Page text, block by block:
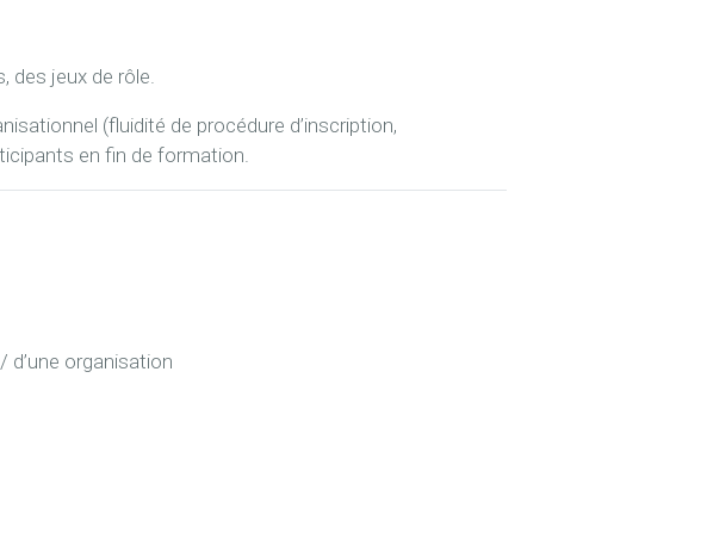
des jeux de rôle.
(fluidité de procédure d’inscription,
en fin de formation.
d’une organisation